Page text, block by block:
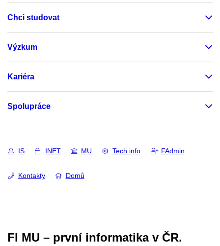
Chci studovat
Výzkum
Kariéra
Spolupráce
IS INET MU Tech info FAdmin
Kontakty Domů
FI MU – první informatika v ČR.